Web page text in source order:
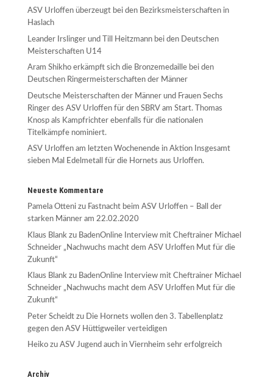
ASV Urloffen überzeugt bei den Bezirksmeisterschaften in
Haslach
Leander Irslinger und Till Heitzmann bei den Deutschen
Meisterschaften U14
Aram Shikho erkämpft sich die Bronzemedaille bei den
Deutschen Ringermeisterschaften der Männer
Deutsche Meisterschaften der Männer und Frauen Sechs
Ringer des ASV Urloffen für den SBRV am Start. Thomas
Knosp als Kampfrichter ebenfalls für die nationalen
Titelkämpfe nominiert.
ASV Urloffen am letzten Wochenende in Aktion Insgesamt
sieben Mal Edelmetall für die Hornets aus Urloffen.
Neueste Kommentare
Pamela Ottenizu Fastnacht beim ASV Urloffen – Ball der
starken Männer am 22.02.2020
Klaus Blank zu BadenOnline Interview mit Cheftrainer Michael
Schneider „Nachwuchs macht dem ASV Urloffen Mut für die
Zukunft“
Klaus Blankzu BadenOnline Interview mit Cheftrainer Michael
Schneider „Nachwuchs macht dem ASV Urloffen Mut für die
Zukunft“
Peter Scheidtzu
Die Hornets wollen den 3. Tabellenplatz
gegen den ASV Hüttigweiler verteidigen
Heikozu ASV Jugend auch in Viernheim sehr erfolgreich
Archiv